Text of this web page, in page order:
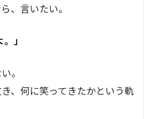
、言いたい。
」
。
、何に笑ってきたかという軌